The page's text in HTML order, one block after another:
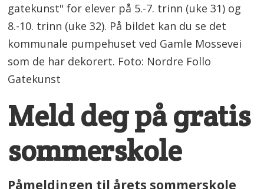
gatekunst" for elever på 5.-7. trinn (uke 31) og
8.-10. trinn (uke 32). På bildet kan du se det
kommunale pumpehuset ved Gamle Mossevei
som de har dekorert. Foto: Nordre Follo
Gatekunst
Meld deg på gratis
sommerskole
Påmeldingen til årets sommerskole